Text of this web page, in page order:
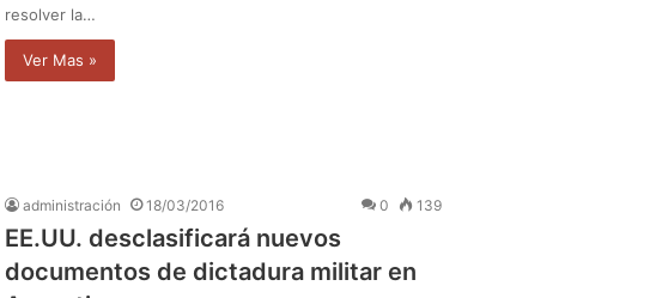
resolver la…
Ver Mas »
administración 18/03/2016 0 139
EE.UU. desclasificará nuevos
documentos de dictadura militar en